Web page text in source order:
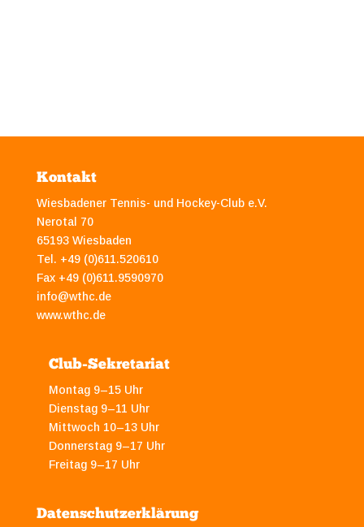
Kontakt
Wiesbadener Tennis- und Hockey-Club e.V.
Nerotal 70
65193 Wiesbaden
Tel. +49 (0)611.520610
Fax +49 (0)611.9590970
info@wthc.de
www.wthc.de
Club-Sekretariat
Montag 9–15 Uhr
Dienstag 9–11 Uhr
Mittwoch 10–13 Uhr
Donnerstag 9–17 Uhr
Freitag 9–17 Uhr
Datenschutzerklärung